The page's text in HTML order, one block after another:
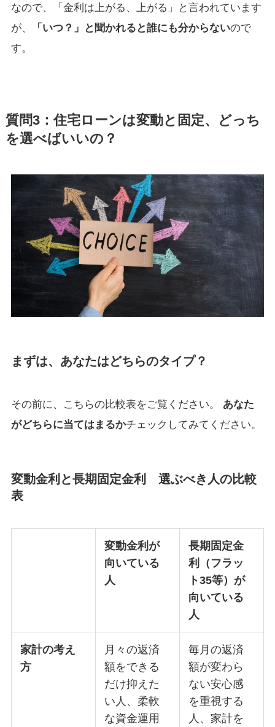
なので、「金利は上がる、上がる」と言われています
が、
「いつ？」と聞かれると誰にも分からないので
す。
質問3：住宅ローンは変動と固定、どっち
を選べばいいの？
まずは、あなたはどちらのタイプ？
その前に、こちらの比較表をご覧ください。 あなた
がどちらに当てはまるかチェックしてみてください。
変動金利と長期固定金利 選ぶべき人の比較
表
変動金利が
向いている
人
長期固定金
利（フラッ
ト35等）が
向いている
人
家計の考え
方
月々の返済
額をできる
だけ抑えた
い人、柔軟
な資金運用
毎月の返済
額が変わら
ない安心感
を重視する
人、家計を